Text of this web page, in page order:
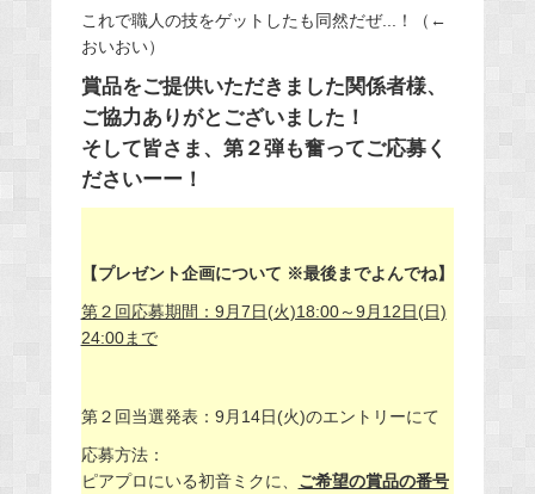
これで職人の技をゲットしたも同然だぜ...！（←
おいおい）
賞品をご提供いただきました関係者様、
ご協力ありがとございました！
そして皆さま、第２弾も奮ってご応募く
ださいーー！
【プレゼント企画について ※最後までよんでね】
第２回応募期間：9月7日(火)18:00～9月12日(日)
24:00まで
第２回当選発表：9月14日(火)のエントリーにて
応募方法：
ピアプロにいる初音ミクに、 ご希望の賞品の番号